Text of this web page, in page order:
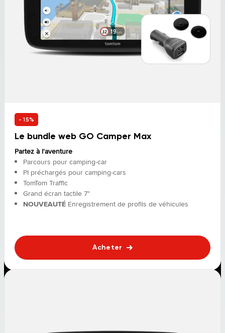
- 15%
Le bundle web GO Camper Max
Partez à l'aventure
Parcours pour camping-car
PI préchargés pour camping-cars
TomTom Traffic
Grand écran tactile 7"
NOUVEAUTÉ Enregistrement de profils de véhicules
Acheter